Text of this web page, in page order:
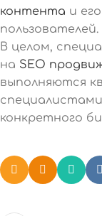
контента и
пользователей.
В целом,
на SEO
выполняются
конкретного